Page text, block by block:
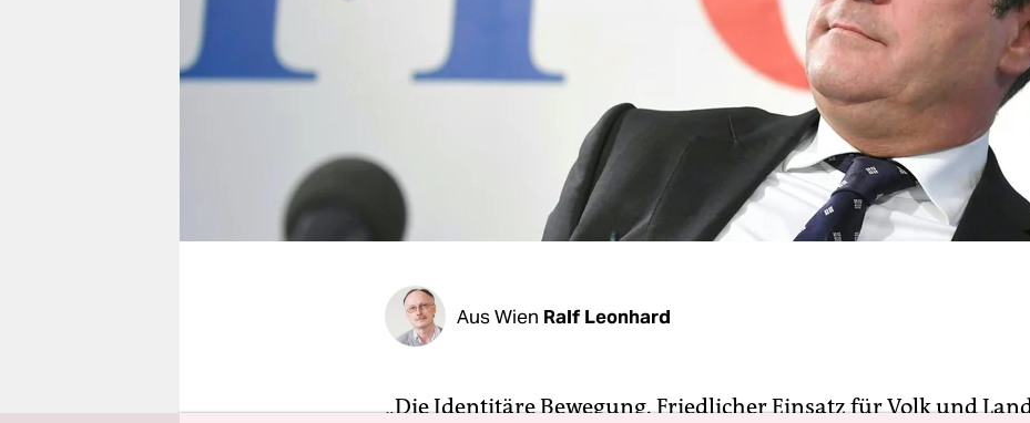
verlag
veranstaltungen
unterstützen
Aus Wien Ralf Leonhard
„Die Identitäre Bewegung. Friedlicher Einsatz für Volk und